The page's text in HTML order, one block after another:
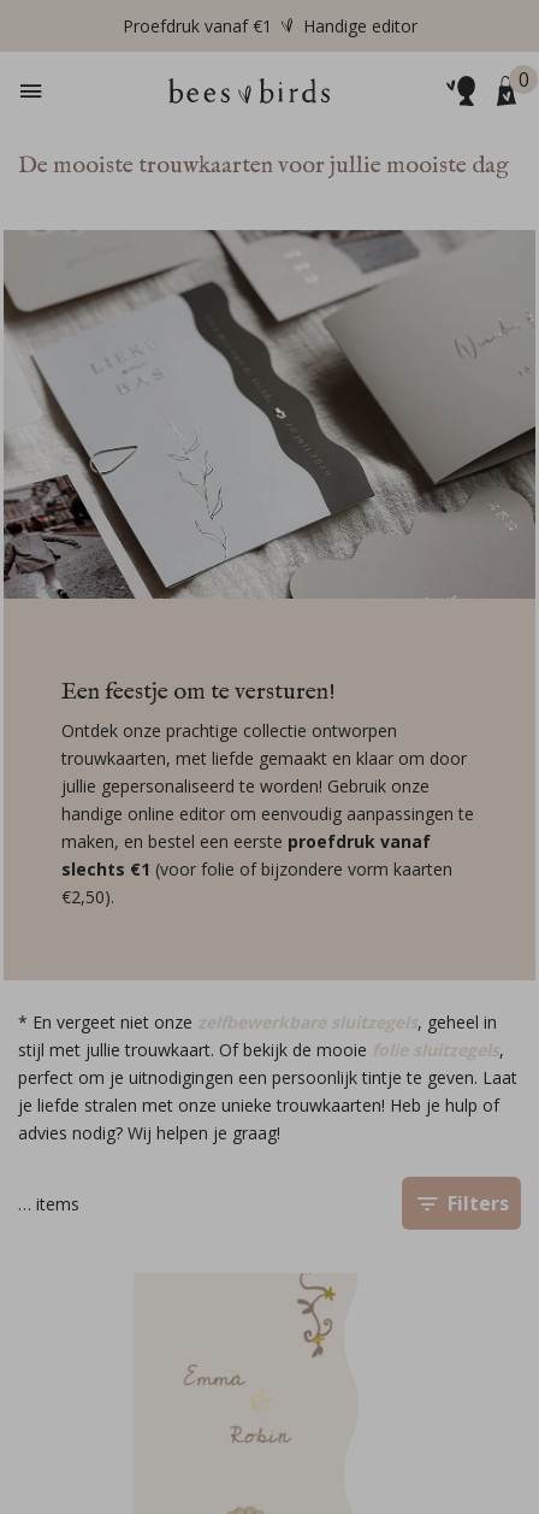
Proefdruk vanaf €1 Handige editor
0
De mooiste trouwkaarten voor jullie mooiste dag
Een feestje om te versturen!
Ontdek onze prachtige collectie ontworpen
trouwkaarten, met liefde gemaakt en klaar om door
jullie gepersonaliseerd te worden! Gebruik onze
handige online editor om eenvoudig aanpassingen te
maken, en bestel een eerste proefdruk vanaf
slechts €1 (voor folie of bijzondere vorm kaarten
€2,50).
* En vergeet niet onze zelfbewerkbare sluitzegels, geheel in
stijl met jullie trouwkaart. Of bekijk de mooie folie sluitzegels,
perfect om je uitnodigingen een persoonlijk tintje te geven. Laat
je liefde stralen met onze unieke trouwkaarten! Heb je hulp of
advies nodig? Wij helpen je graag!
… items Filters